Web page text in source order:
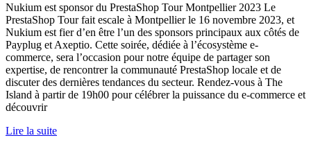
Nukium est sponsor du PrestaShop Tour Montpellier 2023 Le
PrestaShop Tour fait escale à Montpellier le 16 novembre 2023, et
Nukium est fier d’en être l’un des sponsors principaux aux côtés de
Payplug et Axeptio. Cette soirée, dédiée à l’écosystème e-
commerce, sera l’occasion pour notre équipe de partager son
expertise, de rencontrer la communauté PrestaShop locale et de
discuter des dernières tendances du secteur. Rendez-vous à The
Island à partir de 19h00 pour célébrer la puissance du e-commerce et
découvrir
Lire la suite